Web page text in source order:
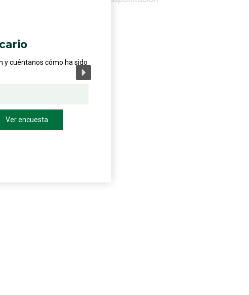
booleanos”
y cuéntanos cómo ha sido
Ver encuesta